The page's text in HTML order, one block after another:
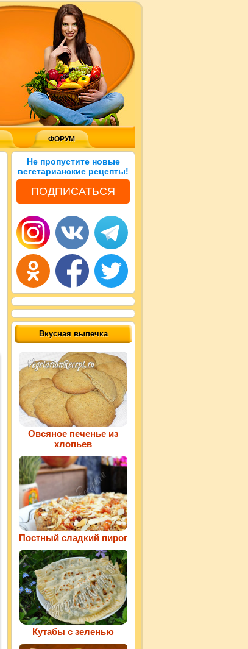
ФОРУМ
Не пропустите новые
вегетарианские рецепты!
ПОДПИСАТЬСЯ
Вкусная выпечка
Овсяное печенье из
хлопьев
Постный сладкий пирог
Кутабы с зеленью